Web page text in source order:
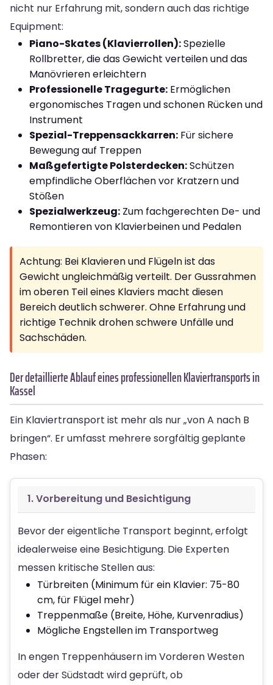
nicht nur Erfahrung mit, sondern auch das richtige
Equipment:
Piano-Skates (Klavierrollen):Spezielle
Rollbretter, die das Gewicht verteilen und das
Manövrieren erleichtern
Professionelle Tragegurte: Ermöglichen
ergonomisches Tragen und schonen Rücken und
Instrument
Spezial-Treppensackkarren: Für sichere
Bewegung auf Treppen
Maßgefertigte Polsterdecken:Schützen
empfindliche Oberflächen vor Kratzern und
Stößen
Spezialwerkzeug: Zum fachgerechten De- und
Remontieren von Klavierbeinen und Pedalen
Achtung: Bei Klavieren und Flügeln ist das
Gewicht ungleichmäßig verteilt. Der Gussrahmen
im oberen Teil eines Klaviers macht diesen
Bereich deutlich schwerer. Ohne Erfahrung und
richtige Technik drohen schwere Unfälle und
Sachschäden.
Der detaillierte Ablauf eines professionellen Klaviertransports in
Kassel
Ein Klaviertransport ist mehr als nur „von A nach B
bringen“. Er umfasst mehrere sorgfältig geplante
Phasen:
1. Vorbereitung und Besichtigung
Bevor der eigentliche Transport beginnt, erfolgt
idealerweise eine Besichtigung. Die Experten
messen kritische Stellen aus:
Türbreiten (Minimum für ein Klavier: 75-80
cm, für Flügel mehr)
Treppenmaße (Breite, Höhe, Kurvenradius)
Mögliche Engstellen im Transportweg
In engen Treppenhäusern im Vorderen Westen
oder der Südstadt wird geprüft, ob